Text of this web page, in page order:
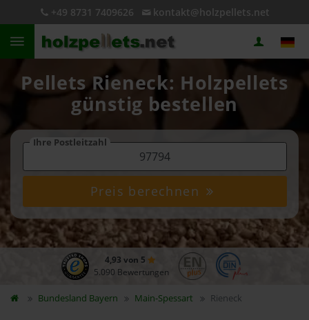
+49 8731 7409626 kontakt@holzpellets.net
Pellets Rieneck: Holzpellets
günstig bestellen
Ihre Postleitzahl
Preis berechnen
4,93 von 5
5.090 Bewertungen
Bundesland Bayern Main-Spessart Rieneck